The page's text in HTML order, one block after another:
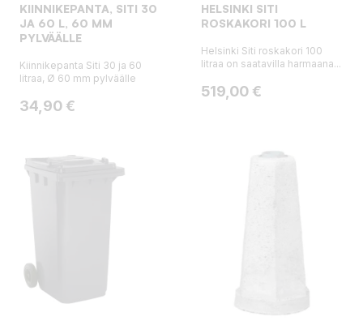
KIINNIKEPANTA, SITI 30
JA 60 L, 60 MM
PYLVÄÄLLE
Kiinnikepanta Siti 30 ja 60
litraa, Ø 60 mm pylväälle
Hinta
34,90 €
HELSINKI SITI
ROSKAKORI 100 L
Helsinki Siti roskakori 100
litraa on saatavilla harmaana...
Hinta
519,00 €